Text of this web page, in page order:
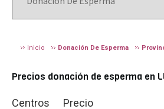
Inicio Donación De Esperma
Precios donación de esperma en
Centros Precio